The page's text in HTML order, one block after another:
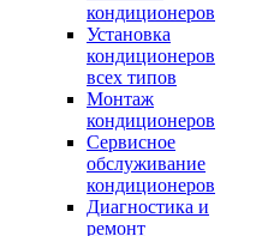
кондиционеров
Установка
кондиционеров
всех типов
Монтаж
кондиционеров
Сервисное
обслуживание
кондиционеров
Диагностика и
ремонт